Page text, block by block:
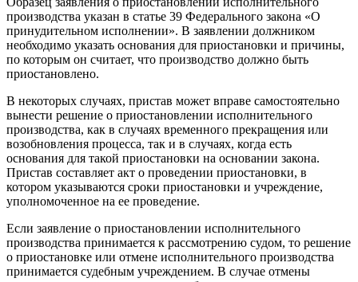
производства указан в статье 39 Федерального закона «О
принудительном исполнении». В заявлении должником
необходимо указать основания для приостановки и причины,
по которым он считает, что производство должно быть
приостановлено.
В некоторых случаях, пристав может вправе самостоятельно
вынести решение о приостановлении исполнительного
производства, как в случаях временного прекращения или
возобновления процесса, так и в случаях, когда есть
основания для такой приостановки на основании закона.
Пристав составляет акт о проведении приостановки, в
котором указываются сроки приостановки и учреждение,
уполномоченное на ее проведение.
Если заявление о приостановлении исполнительного
производства принимается к рассмотрению судом, то решение
о приостановке или отмене исполнительного производства
принимается судебным учреждением. В случае отмены